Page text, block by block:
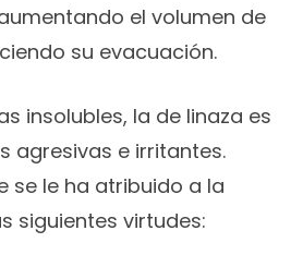
el volumen de
su evacuación.
insolubles, la de linaza es
agresivas e irritantes.
se le ha atribuido a la
siguientes virtudes: